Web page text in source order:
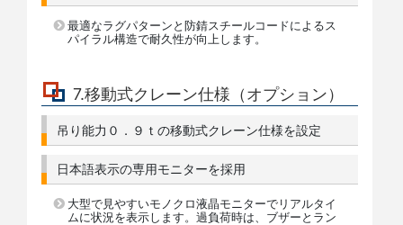
最適なラグパターンと防錆スチールコードによるス
パイラル構造で耐久性が向上します。
7.移動式クレーン仕様（オプション）
吊り能力０．９ｔの移動式クレーン仕様を設定
日本語表示の専用モニターを採用
大型で見やすいモノクロ液晶モニターでリアルタイ
ムに状況を表示します。過負荷時は、ブザーとラン